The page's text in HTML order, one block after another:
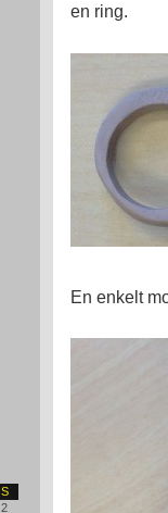
S
2
en ring.
En enkelt